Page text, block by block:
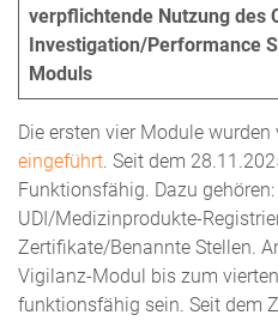
verpflichtende Nutzung des
Investigation/Performance
Moduls
Die ersten vier Module wurden
eingeführt. Seit dem
Funktionsfähig. Dazu
UDI/Medizinprodukte-
Zertifikate/Benannte Stellen.
Vigilanz-Modul bis zum
funktionsfähig sein. Seit dem